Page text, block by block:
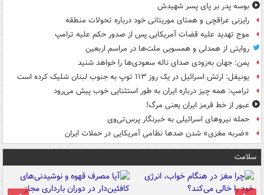
بوسه‌ پدر بر پای پسر شهیدش
رایزنی عراقچی و همتای موریتانی خود درباره تحولات منطقه
موج تهدید علیه قضات آمریکایی پس از صدور حکم علیه ترامپ
روایتی از همدلی و همسویی ملت‌ها در مراسم اربعین
یمن: جهان به‌زودی صدای ناله سعودی‌ها را خواهد شنید
یونیفل: ارتش اسرائیل در یک روز ۱۱۳ توپ به جنوب لبنان شلیک کرده است
ترامپ: همه چیز درباره ایران به طور استثنایی خوب پیش می‌رود
عبور از خط قرمز ایران یعنی مرگ!
حمله نیروهای اسرائیلی به خبرنگار پرس‌تی‌وی
«ضربه مغزی» شدن صدها نظامی آمریکایی در حملات ایران
سلامت